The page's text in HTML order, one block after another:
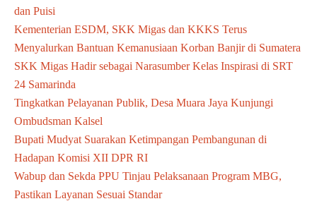
dan Puisi
Kementerian ESDM, SKK Migas dan KKKS Terus
Menyalurkan Bantuan Kemanusiaan Korban Banjir di Sumatera
SKK Migas Hadir sebagai Narasumber Kelas Inspirasi di SRT
24 Samarinda
Tingkatkan Pelayanan Publik, Desa Muara Jaya Kunjungi
Ombudsman Kalsel
Bupati Mudyat Suarakan Ketimpangan Pembangunan di
Hadapan Komisi XII DPR RI
Wabup dan Sekda PPU Tinjau Pelaksanaan Program MBG,
Pastikan Layanan Sesuai Standar